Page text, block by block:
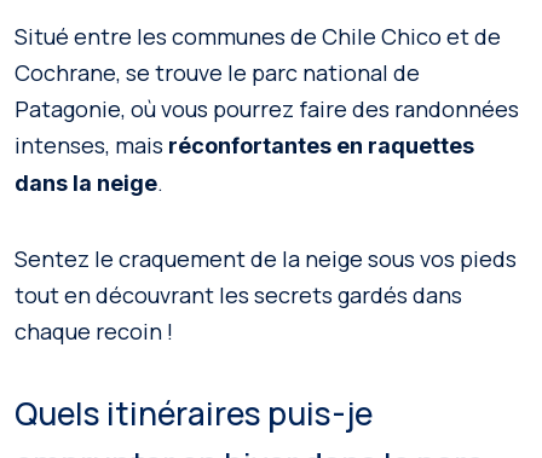
Situé entre les communes de Chile Chico et de
Cochrane, se trouve le parc national de
Patagonie, où vous pourrez faire des randonnées
intenses, mais réconfortantes en raquettes
dans la neige.
Sentez le craquement de la neige sous vos pieds
tout en découvrant les secrets gardés dans
chaque recoin !
Quels itinéraires puis-je